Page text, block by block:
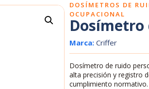
DOSÍMETROS DE
OCUPACIONAL
Dosímetro
Marca: Criffer
Dosímetro de ruido
alta precisión y registro
cumplimiento normativo.